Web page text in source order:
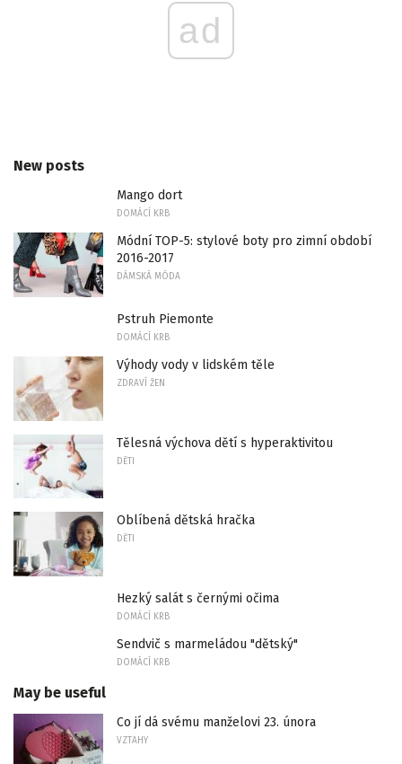
ad
New posts
Mango dort
DOMÁCÍ KRB
Módní TOP-5: stylové boty pro zimní období
2016-2017
DÁMSKÁ MÓDA
Pstruh Piemonte
DOMÁCÍ KRB
Výhody vody v lidském těle
ZDRAVÍ ŽEN
Tělesná výchova dětí s hyperaktivitou
DĚTI
Oblíbená dětská hračka
DĚTI
Hezký salát s černými očima
DOMÁCÍ KRB
Sendvič s marmeládou "dětský"
DOMÁCÍ KRB
May be useful
Co jí dá svému manželovi 23. února
VZTAHY